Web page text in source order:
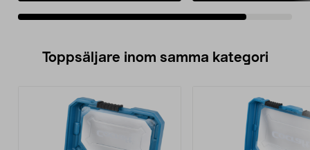
Toppsäljare inom samma kategori